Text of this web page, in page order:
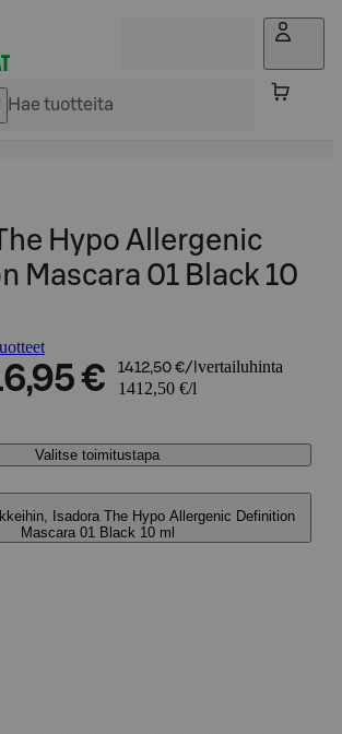
Hypo Allergenic
Mascara 01 Black 10
€ 1412,50 €/l vertailuhinta
1412,50 €/l
Valitse toimitustapa
Isadora The Hypo Allergenic Definition
Mascara 01 Black 10 ml